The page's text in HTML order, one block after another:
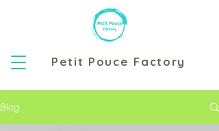
Petit Pouce Factory
Blog